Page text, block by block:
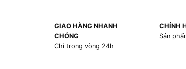
GIAO HÀNG NHANH
CHÓNG
Chỉ trong vòng 24h
CHÍNH
Sản